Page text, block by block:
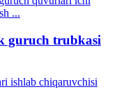
guruch trubkasi